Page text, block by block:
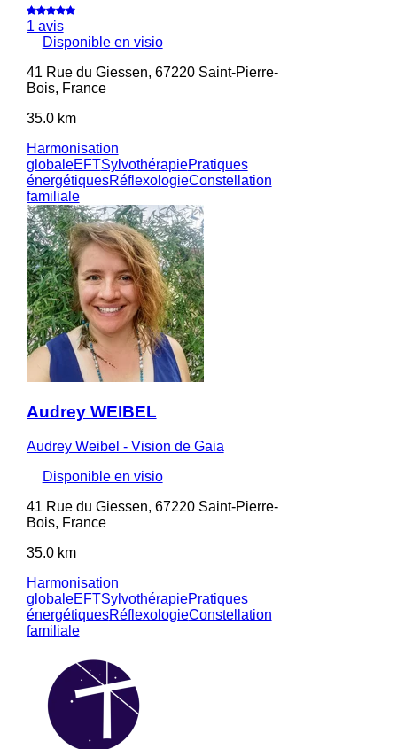
1 avis
Disponible en visio
41 Rue du Giessen, 67220 Saint-Pierre-
Bois, France
35.0 km
Harmonisation
globaleEFTSylvothérapiePratiques
énergétiquesRéflexologieConstellation
familiale
Audrey WEIBEL
Audrey Weibel - Vision de Gaia
Disponible en visio
41 Rue du Giessen, 67220 Saint-Pierre-
Bois, France
35.0 km
Harmonisation
globaleEFTSylvothérapiePratiques
énergétiquesRéflexologieConstellation
familiale